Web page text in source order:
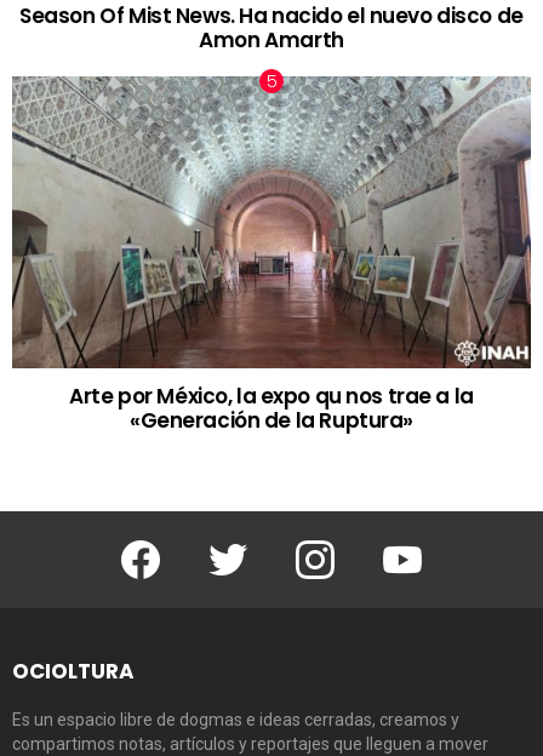
Season Of Mist News. Ha nacido el nuevo disco de
Amon Amarth
Arte por México, la expo qu nos trae a la
«Generación de la Ruptura»
Facebook Twitter Instagram Youtube
OCIOLTURA
Es un espacio libre de dogmas e ideas cerradas, creamos y
compartimos notas, artículos y reportajes que lleguen a mover